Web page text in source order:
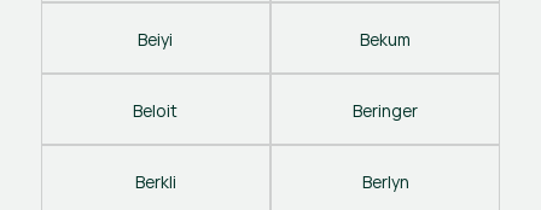
Beiyi Bekum
Beloit Beringer
Berkli Berlyn